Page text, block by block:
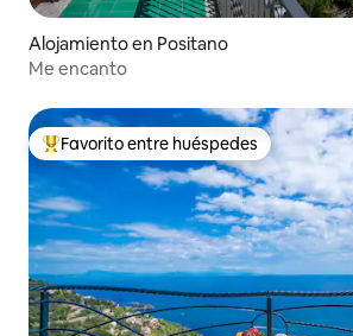
Alojamiento en Positano
Me encanto
Favorito entre huéspedes preferido
Favorito entre huéspedes